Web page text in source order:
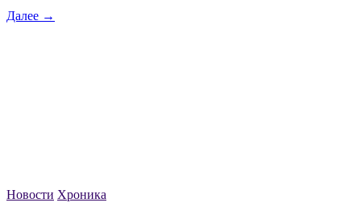
Далее →
Новости Хроника